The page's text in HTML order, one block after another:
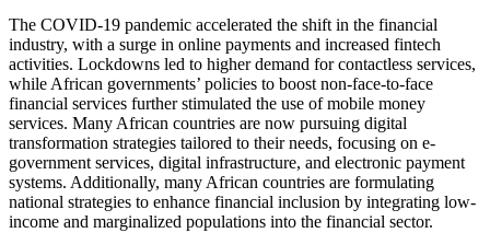
The COVID-19 pandemic accelerated the shift in the financial
industry, with a surge in online payments and increased fintech
activities. Lockdowns led to higher demand for contactless services,
while African governments’ policies to boost non-face-to-face
financial services further stimulated the use of mobile money
services. Many African countries are now pursuing digital
transformation strategies tailored to their needs, focusing on e-
government services, digital infrastructure, and electronic payment
systems. Additionally, many African countries are formulating
national strategies to enhance financial inclusion by integrating low-
income and marginalized populations into the financial sector.